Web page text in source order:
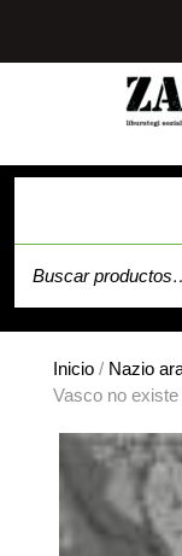
contenido
Inicio / Nazio
Vasco no existe